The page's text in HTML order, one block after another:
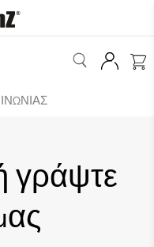
γράψτε